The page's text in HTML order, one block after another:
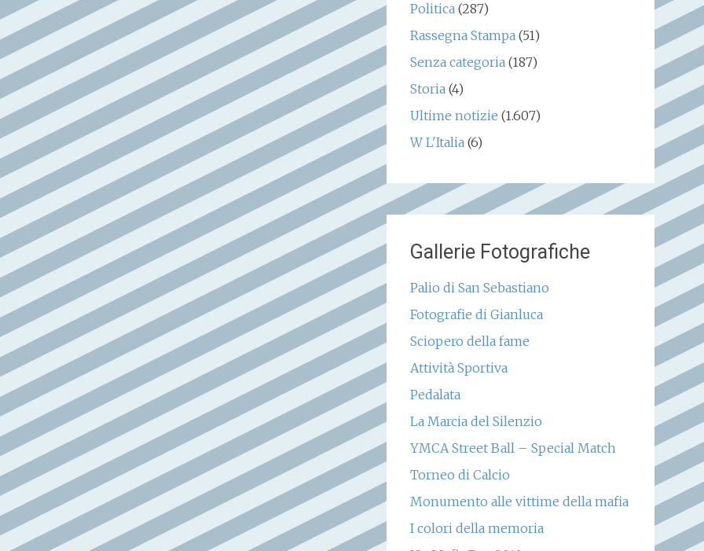
Politica(287)
Rassegna Stampa(51)
Senza categoria(187)
Storia(4)
Ultime notizie (1.607)
W L'Italia(6)
Gallerie Fotografiche
Palio di San Sebastiano
Fotografie di Gianluca
Sciopero della fame
Attività Sportiva
Pedalata
La Marcia del Silenzio
YMCA Street Ball – Special Match
Torneo di Calcio
Monumento alle vittime della mafia
I colori della memoria